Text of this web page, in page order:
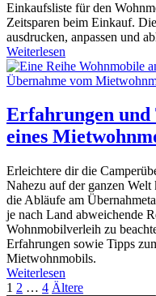
Einkaufsliste für den
Zeitsparen beim Einkauf.
ausdrucken, anpassen und
Weiterlesen
Erfahrungen und
eines
Erleichtere dir die
Nahezu auf der ganzen
die Abläufe am
je nach Land abweichende
Wohnmobilverleih zu
Erfahrungen sowie Tipps
Mietwohnmobils.
Weiterlesen
1 2 … 4 Ältere